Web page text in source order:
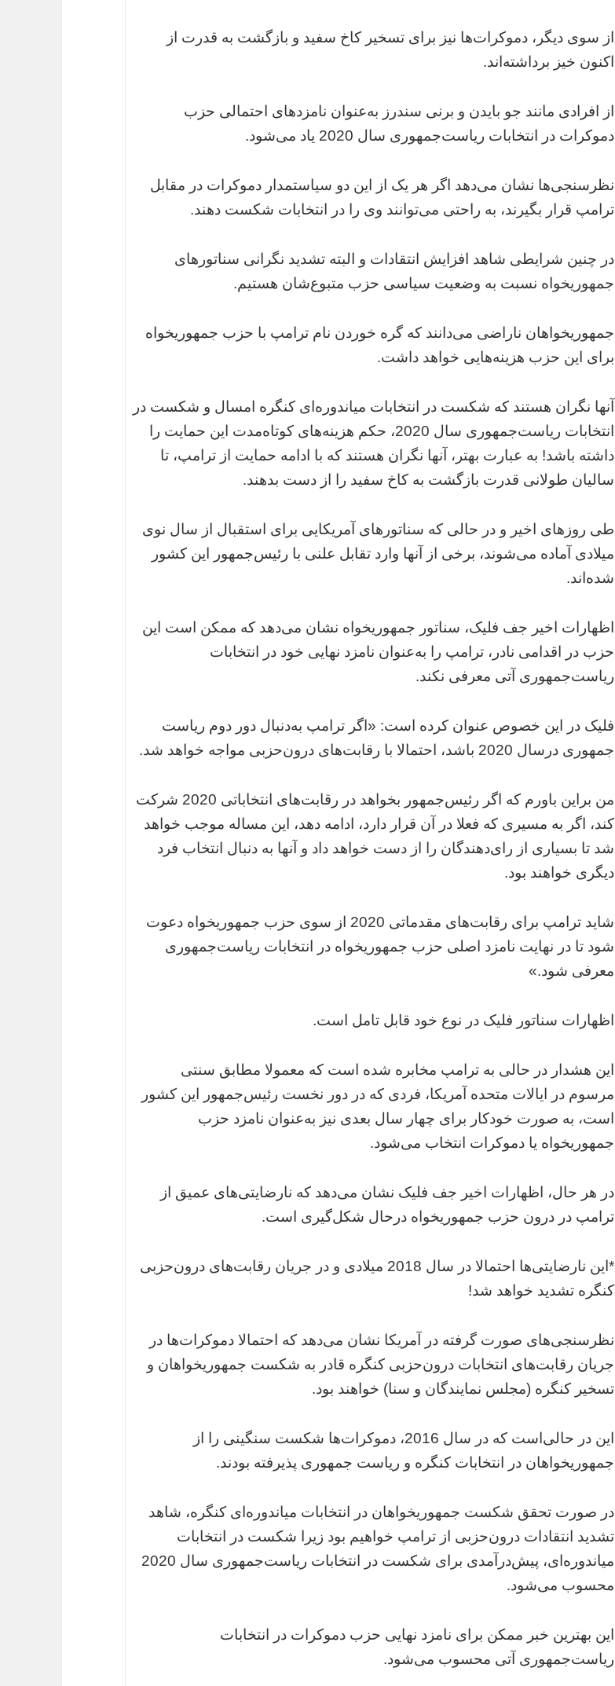
از سوی دیگر، دموکرات‌ها نیز برای تسخیر کاخ سفید و بازگشت به قدرت از
اکنون خیز برداشته‌اند.
از افرادی مانند جو بایدن و برنی سندرز به‌عنوان نامزدهای احتمالی حزب
دموکرات در انتخابات ریاست‌جمهوری سال 2020 یاد می‌شود.
نظرسنجی‌ها نشان می‌دهد اگر هر یک از این دو سیاستمدار دموکرات در مقابل‌
ترامپ قرار بگیرند، به راحتی می‌توانند وی را در انتخابات شکست دهند.
در چنین شرایطی شاهد افزایش انتقادات و البته تشدید نگرانی سناتورهای
جمهوریخواه نسبت به وضعیت سیاسی حزب متبوع‌شان هستیم.
جمهوریخواهان ناراضی ‌می‌دانند که گره خوردن نام‌ ترامپ با حزب جمهوریخواه
برای این حزب هزینه‌هایی خواهد داشت.
آنها نگران هستند که شکست در انتخابات میاندوره‌ای کنگره امسال و شکست در
انتخابات ریاست‌جمهوری سال 2020، حکم هزینه‌های کوتاه‌مدت این حمایت را
داشته باشد! به عبارت بهتر، آنها نگران هستند که با ادامه حمایت از‌ ترامپ، تا
سالیان‌ طولانی قدرت بازگشت به کاخ سفید را از دست بدهند.
طی روزهای اخیر و در حالی که سناتورهای آمریکایی برای استقبال از سال نوی
میلادی آماده می‌شوند، برخی از آنها وارد تقابل علنی با رئیس‌جمهور این کشور
شده‌اند.
اظهارات اخیر جف فلیک، سناتور جمهوریخواه نشان می‌دهد که ممکن است این
حزب در اقدامی ‌نادر،‌ ترامپ را به‌عنوان نامزد نهایی خود در انتخابات
ریاست‌جمهوری آتی معرفی نکند.
فلیک در این خصوص عنوان کرده است: «اگر‌ ترامپ به‌دنبال دور دوم ریاست‌
جمهوری درسال 2020 باشد، احتمالا با رقابت‌های درون‌حزبی مواجه خواهد شد.
من براین باورم که اگر رئیس‌جمهور بخواهد در رقابت‌های انتخاباتی 2020 شرکت
کند، اگر به مسیری که فعلا در آن قرار دارد، ادامه دهد، این مساله موجب خواهد
شد تا بسیاری از رای‌دهندگان را از دست خواهد داد و آنها به‌ دنبال انتخاب فرد
دیگری خواهند بود.
شاید‌ ترامپ برای رقابت‌های مقدماتی 2020 از سوی حزب جمهوریخواه دعوت
شود تا در نهایت نامزد اصلی حزب جمهوریخواه در انتخابات ریاست‌جمهوری
معرفی شود.»
اظهارات سناتور فلیک در نوع خود قابل تامل است.
این هشدار در حالی به‌ ترامپ مخابره شده است که معمولا مطابق سنتی
مرسوم در ایالات متحده آمریکا، فردی که در دور نخست رئیس‌جمهور این کشور
است، به صورت خودکار برای چهار سال بعدی نیز به‌عنوان نامزد حزب
جمهوریخواه یا دموکرات انتخاب می‌شود.
در هر حال، اظهارات اخیر جف فلیک نشان می‌دهد که نارضایتی‌های عمیق از‌
ترامپ در درون حزب جمهوریخواه درحال شکل‌گیری است.
*این نارضایتی‌ها احتمالا در سال 2018 میلادی و در جریان رقابت‌های درون‌حزبی
کنگره تشدید خواهد شد!
نظرسنجی‌های صورت گرفته در آمریکا نشان می‌دهد که احتمالا دموکرات‌ها در
جریان رقابت‌های انتخابات درون‌حزبی کنگره قادر به شکست جمهوریخواهان و
تسخیر کنگره (مجلس نمایندگان و سنا) خواهند بود.
این در حالی‌است که در سال 2016، دموکرات‌ها شکست سنگینی را از
جمهوریخواهان در انتخابات کنگره و ریاست جمهوری پذیرفته بودند.
در صورت تحقق شکست جمهوریخواهان در انتخابات میاندوره‌ای کنگره، شاهد
تشدید انتقادات درون‌حزبی از‌ ترامپ خواهیم بود زیرا شکست در انتخابات
میاندوره‌ای، پیش‌در‌آمدی برای شکست در انتخابات ریاست‌جمهوری سال 2020
محسوب می‌شود.
این بهترین خبر ممکن برای نامزد نهایی حزب دموکرات در انتخابات
ریاست‌جمهوری آتی محسوب می‌شود.